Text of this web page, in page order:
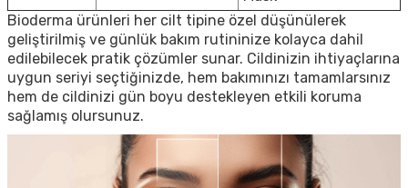
Bioderma ürünleri her cilt tipine özel düşünülerek
geliştirilmiş ve günlük bakım rutininize kolayca dahil
edilebilecek pratik çözümler sunar. Cildinizin ihtiyaçlarına
uygun seriyi seçtiğinizde, hem bakımınızı tamamlarsınız
hem de cildinizi gün boyu destekleyen etkili koruma
sağlamış olursunuz.